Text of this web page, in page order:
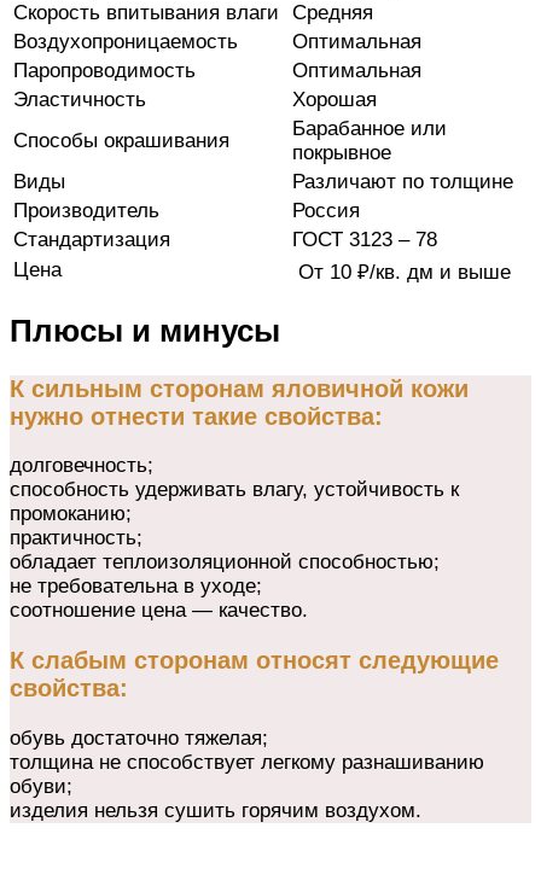
Скорость впитывания влаги
Средняя
Воздухопроницаемость
Оптимальная
Паропроводимость
Оптимальная
Эластичность
Хорошая
Способы окрашивания
Барабанное или
покрывное
Виды
Различают по толщине
Производитель
Россия
Стандартизация
ГОСТ 3123 – 78
Цена
От 10 ₽/кв. дм и выше
Плюсы и минусы
К сильным сторонам яловичной кожи
нужно отнести такие свойства:
долговечность;
способность удерживать влагу, устойчивость к
промоканию;
практичность;
обладает теплоизоляционной способностью;
не требовательна в уходе;
соотношение цена — качество.
К слабым сторонам относят следующие
свойства:
обувь достаточно тяжелая;
толщина не способствует легкому разнашиванию
обуви;
изделия нельзя сушить горячим воздухом.